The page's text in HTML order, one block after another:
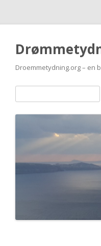
Droemmetydning.org – en
søk: